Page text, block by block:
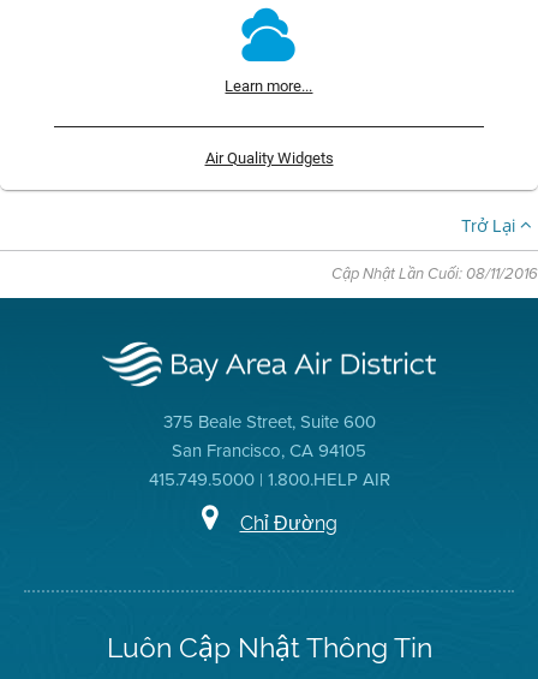
Learn more...
Air Quality Widgets
Trở Lại
Cập Nhật Lần Cuối: 08/11/2016
375 Beale Street, Suite 600
San Francisco, CA 94105
415.749.5000 | 1.800.HELP AIR
Chỉ Đường
Luôn Cập Nhật Thông Tin